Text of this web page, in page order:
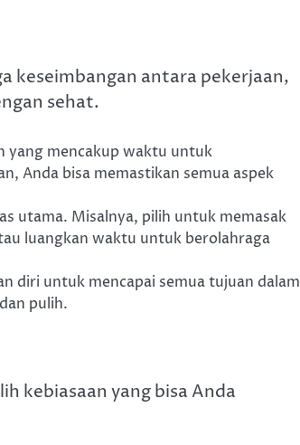
keseimbangan antara pekerjaan,
sehat.
yang mencakup waktu untuk
Anda bisa memastikan semua aspek
utama. Misalnya, pilih untuk memasak
luangkan waktu untuk berolahraga
diri untuk mencapai semua tujuan dalam
pulih.
kebiasaan yang bisa Anda